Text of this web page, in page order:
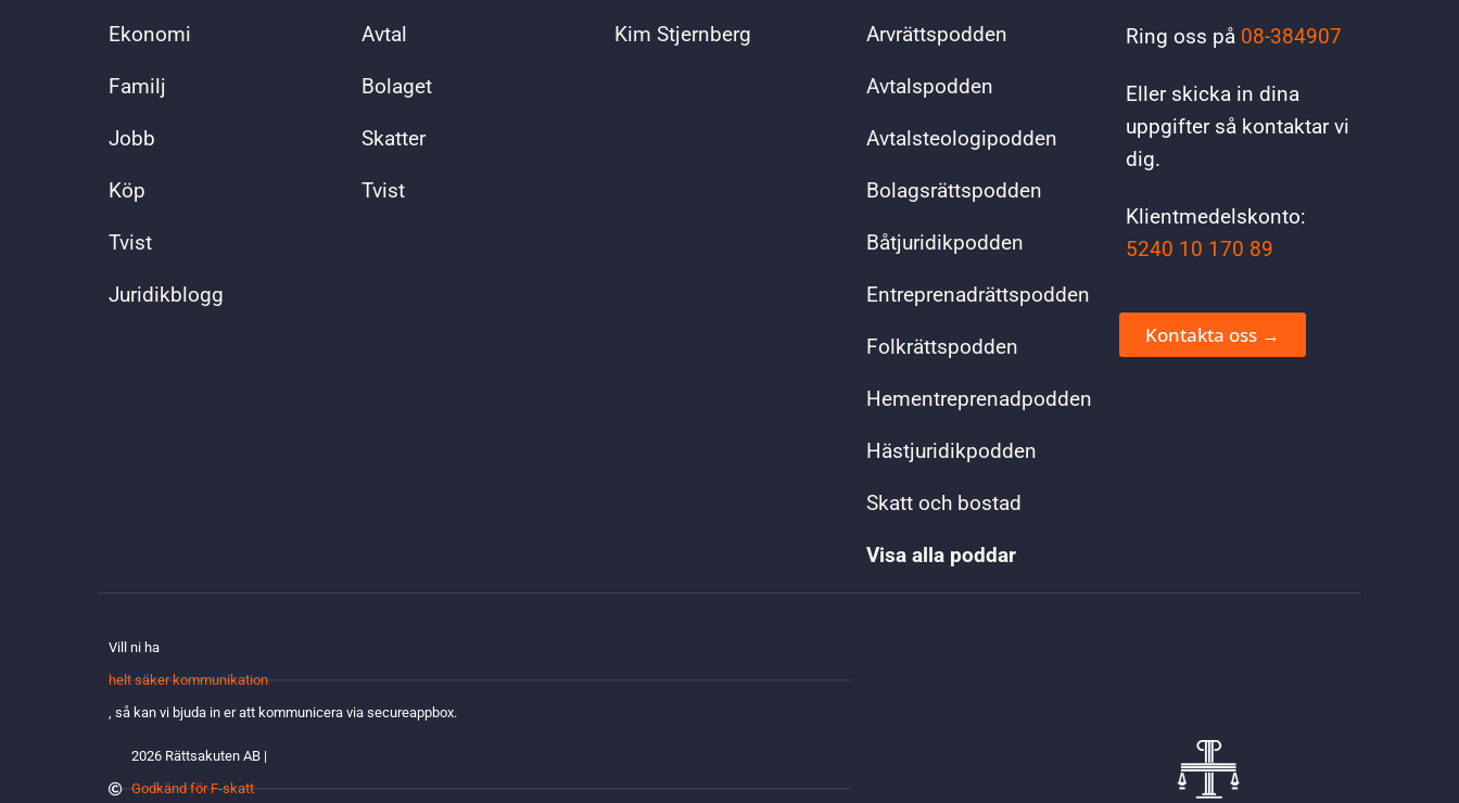
Ekonomi
Familj
Jobb
Köp
Tvist
Juridikblogg
Avtal
Bolaget
Skatter
Tvist
Kim Stjernberg Arvrättspodden
Avtalspodden
Avtalsteologipodden
Bolagsrättspodden
Båtjuridikpodden
Entreprenadrättspodden
Folkrättspodden
Hementreprenadpodden
Hästjuridikpodden
Skatt och bostad
Visa alla poddar
Ring oss på 08-384907
Eller skicka in dina
uppgifter så kontaktar vi
dig.
Klientmedelskonto:
5240 10 170 89
Kontakta oss →
Vill ni ha
helt säker kommunikation
, så kan vi bjuda in er att kommunicera via secureappbox.
2026 Rättsakuten AB |
Godkänd för F-skatt